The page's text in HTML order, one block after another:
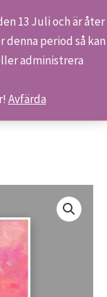
13 Juli och är åter
denna period så kan
administrera
Avfärda